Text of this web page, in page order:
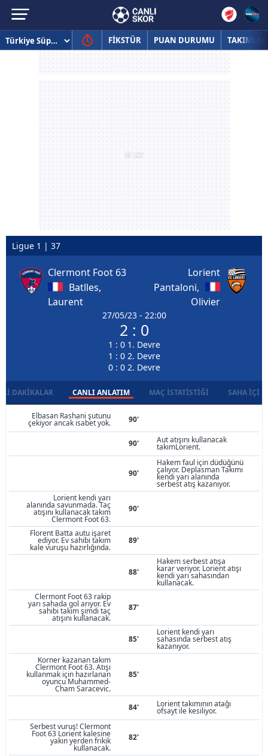
FİKSTÜR PUAN DURUMU TAKIMLAR
Ligue 1 | 37
Clermont Foot 63
Batlles,
Laurent
27/05/23 - 22:00
2 : 0
1 : 0 1. Devre
1 : 0 2. Devre
0 : 0 2. Devre
Lorient
Pantaloni,
Olivier
DAKIKALAR CANLI ANLATIM MAÇ İSTATISTIĞI SAHA İÇI
Elbasan Rashani şutunu
çekiyor ancak isabet yok. 90'
90' Aut atışını kullanacak
takımLorient.
90'
Hakem faul için düdüğünü
çalıyor. Deplasman Takımı
kendi yarı alanında
serbest atış kazanıyor.
Lorient kendi yarı
alanında savunmada. Taç
atışını kullanacak takım
Clermont Foot 63.
90'
Florent Batta autu işaret
ediyor. Ev sahibi takım
kale vuruşu hazırlığında.
89'
88'
Hakem serbest atışa
karar veriyor. Lorient atışı
kendi yarı sahasından
kullanacak.
Clermont Foot 63 rakip
yarı sahada gol arıyor. Ev
sahibi takım şimdi taç
atışını kullanacak.
87'
85'
Lorient kendi yarı
sahasında serbest atış
kazanıyor.
Korner kazanan takım
Clermont Foot 63. Atışı
kullanmak için hazırlanan
oyuncu Muhammed-
Cham Saracevic.
85'
84' Lorient takımının atağı
ofsayt ile kesiliyor.
Serbest vuruş! Clermont
Foot 63 Lorient kalesine
yakın yerden frikik
kullanacak.
82'